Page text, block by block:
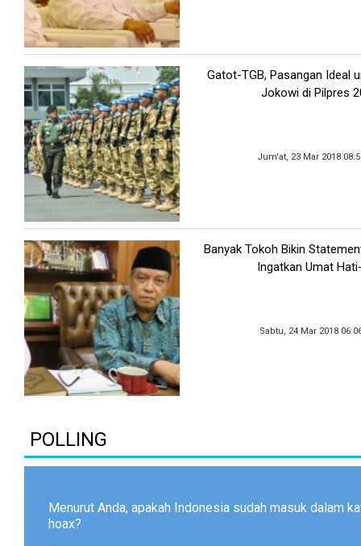
Gatot-TGB, Pasangan Ideal
Jokowi di Pilpres
Jum'at, 23 Mar 2018
Banyak Tokoh Bikin
Ingatkan Umat
Sabtu, 24 Mar 2018
POLLING
Menurut Anda, apakah Indonesia sudah masuk dalam
hoax?